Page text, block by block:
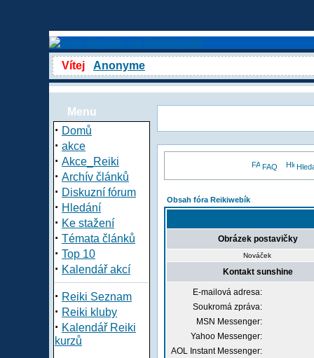
Vítej Anonyme
Menu
· Domů
· akce
· Akce_Reiki
· Archív článků
· Diskuzní fórum
· Hledání
· Ke stažení
· Témata článků
· Top 10
· Kalendář akcí
· Reiki Seznam
· Reiki kluby
· Kalendář Reiki
kurzů
FAQ
Obsah fóra Reikiwebík
Obrázek postavičky
Nováček
Kontakt sunshine
E-mailová adresa:
Soukromá zpráva:
MSN Messenger:
Yahoo Messenger:
AOL Instant Messenger: